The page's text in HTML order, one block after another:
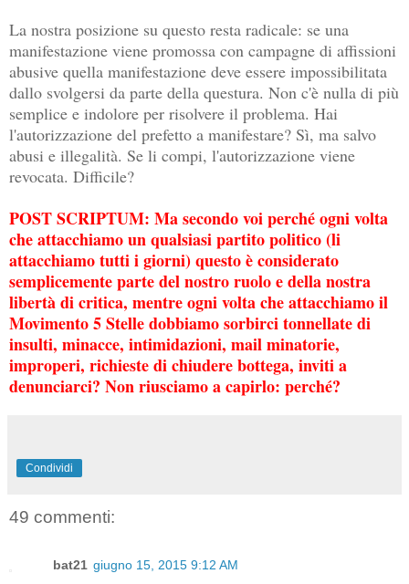
La nostra posizione su questo resta radicale: se una
manifestazione viene promossa con campagne di affissioni
abusive quella manifestazione deve essere impossibilitata
dallo svolgersi da parte della questura. Non c'è nulla di più
semplice e indolore per risolvere il problema. Hai
l'autorizzazione del prefetto a manifestare? Sì, ma salvo
abusi e illegalità. Se li compi, l'autorizzazione viene
revocata. Difficile?
POST SCRIPTUM: Ma secondo voi perché ogni volta
che attacchiamo un qualsiasi partito politico (li
attacchiamo tutti i giorni) questo è considerato
semplicemente parte del nostro ruolo e della nostra
libertà di critica, mentre ogni volta che attacchiamo il
Movimento 5 Stelle dobbiamo sorbirci tonnellate di
insulti, minacce, intimidazioni, mail minatorie,
improperi, richieste di chiudere bottega, inviti a
denunciarci? Non riusciamo a capirlo: perché?
Condividi
49 commenti:
bat21 giugno 15, 2015 9:12 AM